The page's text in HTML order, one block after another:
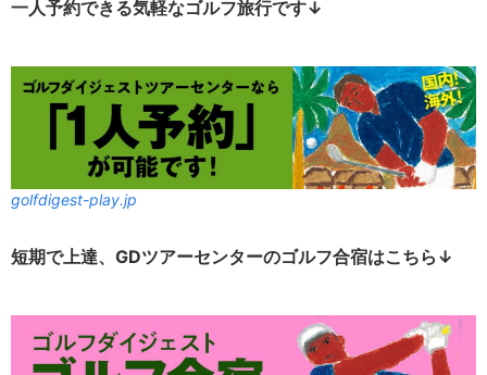
一人予約できる気軽なゴルフ旅行です↓
golfdigest-play.jp
短期で上達、GDツアーセンターのゴルフ合宿はこちら↓